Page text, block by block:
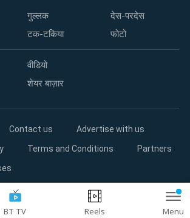
BT TV Reels Menu
गुल्लक
टक-टकिया
देस-परदेस
फोटो
वीडियो
शेयर बाज़ार
Contact us
Advertise with us
Terms and Conditions
Partners
Living Media India Limited. For reprint rights:
Syndications Today